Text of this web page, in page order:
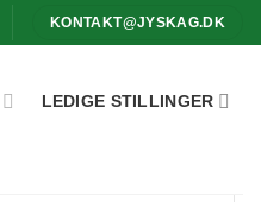
KONTAKT@JYSKAG.DK
LEDIGE STILLINGER